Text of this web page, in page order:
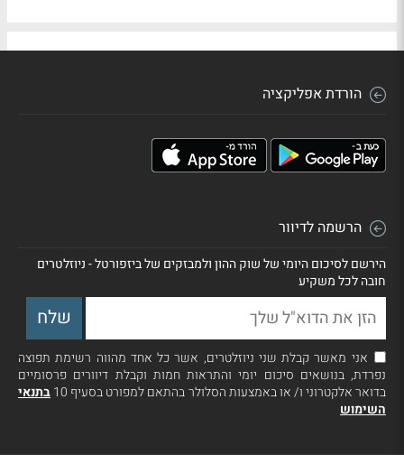
הורדת אפליקציה
הרשמה לדיוור
הירשם לסיכום היומי של שוק ההון ולמבזקים של ביזפורטל - ניוזלטרים
חובה לכל משקיע
אני מאשר קבלת שני ניוזלטרים, אשר כל אחד מהווה רשימת תפוצה
נפרדת, בנושאים סיכום יומי והתראות חמות וקבלת דיוורים פרסומיים
בדואר אלקטרוני ו/ או באמצעות הסלולר בהתאם למפורט בסעיף 10
בתנאי
השימוש